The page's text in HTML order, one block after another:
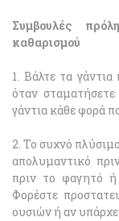
Συμβουλές
καθαρισμού
1. Βάλτε τα γάντια
όταν σταματήσετε
γάντια κάθε φορά
2. Το συχνό
απολυμαντικό
πριν το φαγητό
Φορέστε
ουσιών ή αν